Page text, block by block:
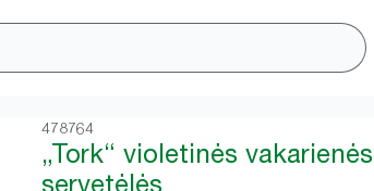
478764
„Tork“ violetinės vakarienės
servetėlės